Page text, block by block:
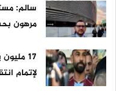
سالم:
مرهون
17
لإتمام